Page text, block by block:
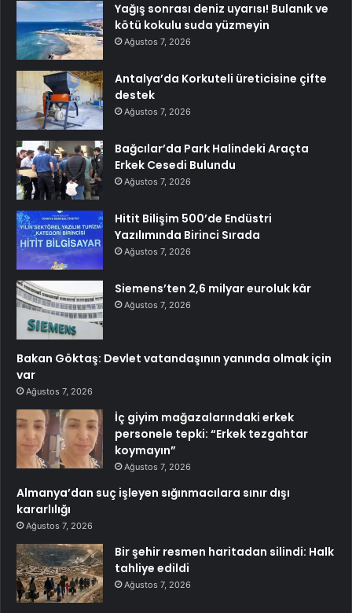
Yağış sonrası deniz uyarısı! Bulanık ve
kötü kokulu suda yüzmeyin
Ağustos 7, 2026
Antalya’da Korkuteli üreticisine çifte
destek
Ağustos 7, 2026
Bağcılar’da Park Halindeki Araçta
Erkek Cesedi Bulundu
Ağustos 7, 2026
Hitit Bilişim 500’de Endüstri
Yazılımında Birinci Sırada
Ağustos 7, 2026
Siemens’ten 2,6 milyar euroluk kâr
Ağustos 7, 2026
Bakan Göktaş: Devlet vatandaşının yanında olmak için
var
Ağustos 7, 2026
İç giyim mağazalarındaki erkek
personele tepki: “Erkek tezgahtar
koymayın”
Ağustos 7, 2026
Almanya’dan suç işleyen sığınmacılara sınır dışı
kararlılığı
Ağustos 7, 2026
Bir şehir resmen haritadan silindi: Halk
tahliye edildi
Ağustos 7, 2026